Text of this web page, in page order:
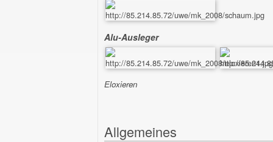
Alu-Ausleger
Eloxieren
Allgemeines